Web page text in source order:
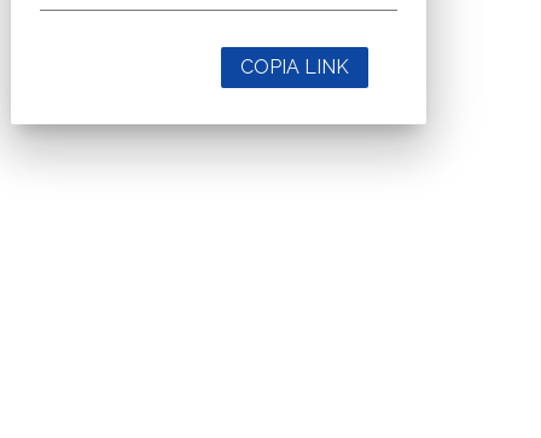
COPIA LINK